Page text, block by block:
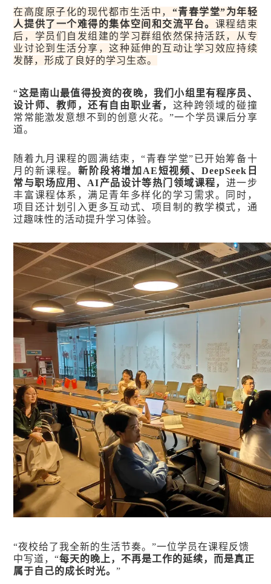
在高度原子化的现代都市生活中， “青春学堂”为年轻
人提供了一个难得的集体空间和交流平台。 课程结束
后，学员们自发组建的学习群组依然保持活跃，从专
业讨论到生活分享，这种延伸的互动让学习效应持续
发酵，形成了良好的学习生态。
“这是南山最值得投资的夜晚，我们小组里有程序员、
设计师、教师，还有自由职业者， 这种跨领域的碰撞
常常能激发意想不到的创意火花。”一个学员课后分享
道。
随着九月课程的圆满结束，“青春学堂”已开始筹备十
月的新课程。新阶段将增加AE短视频、DeepSeek日
常与职场应用、AI产品设计等热门领域课程， 进一步
丰富课程体系，满足青年多样化的学习需求。同时，
项目还计划引入更多互动式、项目制的教学模式，通
过趣味性的活动提升学习体验。
“夜校给了我全新的生活节奏。”一位学员在课程反馈
中写道，“每天的晚上，不再是工作的延续，而是真正
属于自己的成长时光。”